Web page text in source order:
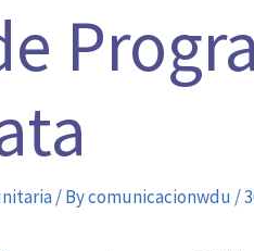
/ Bycomunicacionwdu /